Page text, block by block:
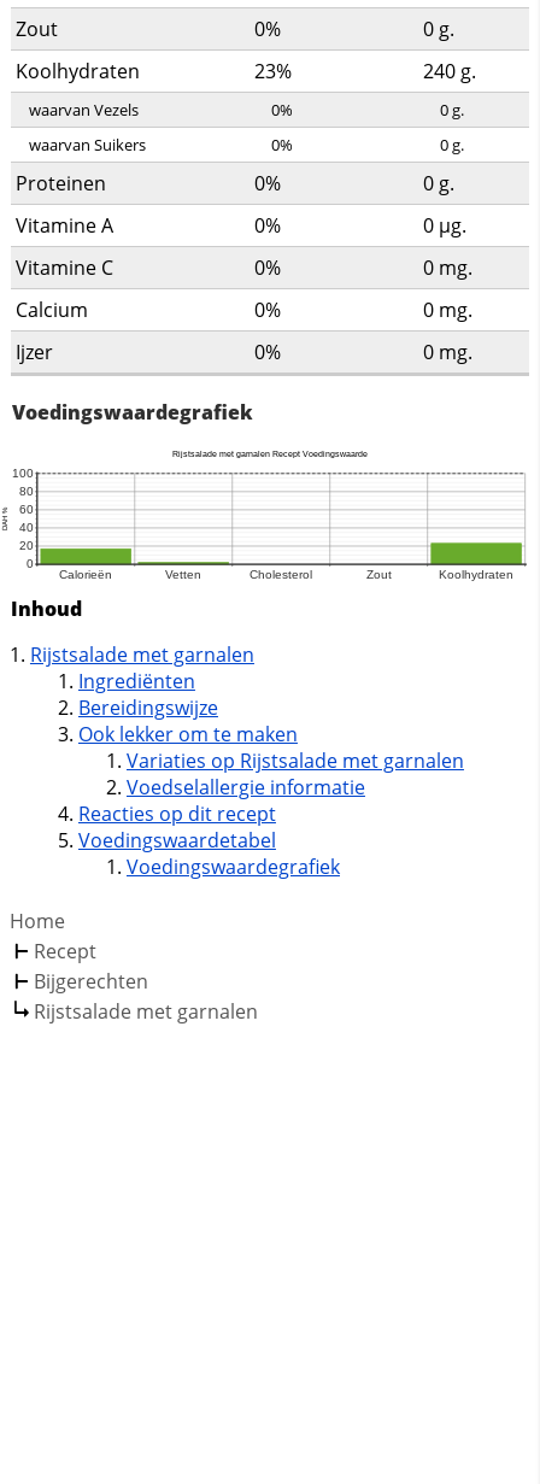
Zout 0% 0 g.
Koolhydraten
23% 240 g.
waarvan Vezels 0% 0g.
waarvan Suikers
0% 0g.
Proteinen 0% 0 g.
Vitamine A
0% 0 µg.
Vitamine C
0% 0 mg.
Calcium
0% 0 mg.
Ijzer
0% 0 mg.
Voedingswaardegrafiek
Inhoud
Rijstsalade met garnalen
Ingrediënten
Bereidingswijze
Ook lekker om te maken
Variaties op Rijstsalade met garnalen
Voedselallergie informatie
Reacties op dit recept
Voedingswaardetabel
Voedingswaardegrafiek
Home
Recept
Bijgerechten
Rijstsalade met garnalen